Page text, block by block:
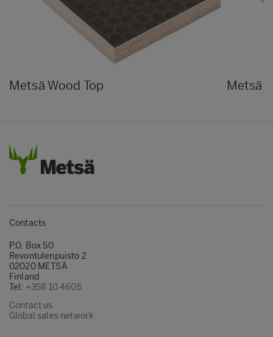
Metsä Wood Top Metsä
Contacts
P.O. Box 50
Revontulenpuisto 2
02020 METSÄ
Finland
Tel: +358 10 4605
Contact us
Global sales network